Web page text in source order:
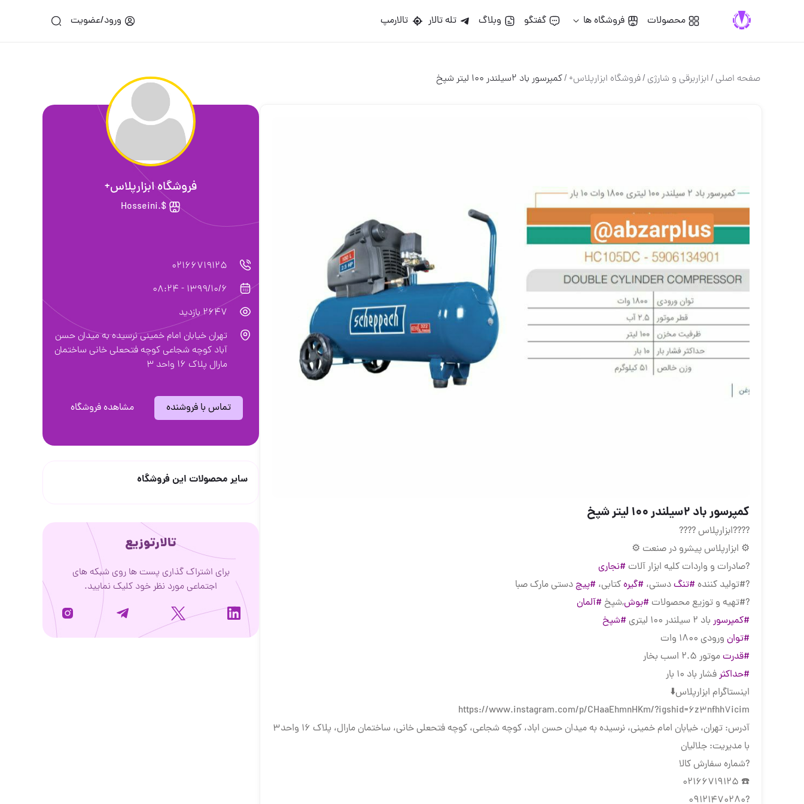
محصولات فروشگاه ها گفتگو وبلاگ تله تالار تالارمپ ورود/عضویت
صفحه اصلی/ابزاربرقی و شارژی/فروشگاه ابزارپلاس+/کمپرسور باد 2سیلندر 100 لیتر شپخ
کمپرسور باد 2سیلندر 100 لیتر شپخ
?️?️?️?️ابزارپلاس ?️?️?️?️
⚙ ابزارپلاس پیشرو در صنعت ⚙
?صادرات و واردات کلیه ابزار آلات#نجاری
?#تولید کننده #تنگدستی، #گیرهکتابی، #پیچدستی مارک صبا
?#تهیه و توزیع محصولات#بوش,شپخ #آلمان
#کمپرسور باد 2 سیلندر 100 لیتری
#شپخ
#توان ورودی 1800 وات
#قدرتموتور 2.5 اسب بخار
#حداکثرفشار باد 10 بار
اینستاگرام ابزارپلاس⬇️
https://www.instagram.com/p/CHaaEhmnHKm/?igshid=6z3nfhh7icim
آدرس: تهران، خیابان امام خمینی، نرسیده به میدان حسن اباد، کوچه شجاعی، کوچه فتحعلی خانی، ساختمان مارال، پلاک ۱۶ واحد۳
با مدیریت: جلالیان
?شماره سفارش کالا
☎️ 02166719125
?09121470280
فروشگاه ابزارپلاس+
$.Hosseini
02166719125
1399/10/6 - 08:24
2647 بازدید
تهران خیابان امام خمینی نرسیده به میدان حسن
آباد کوچه شجاعی کوچه فتحعلی خانی ساختمان
مارال پلاک 16 واحد 3
تماس با فروشنده مشاهده فروشگاه
سایر محصولات این فروشگاه
تالارتوزیع
برای اشتراک گذاری پست ها روی شبکه های
اجتماعی مورد نظر خود کلیک نمایید.